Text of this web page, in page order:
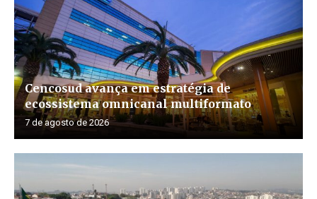
Cencosud avança em estratégia de
ecossistema omnicanal multiformato
7 de agosto de 2026